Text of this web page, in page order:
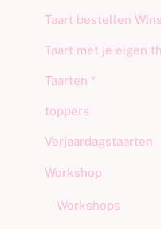
Taart bestellen
Taart met je eigen
Taarten *
toppers
Verjaardagstaarten
Workshop
Workshops